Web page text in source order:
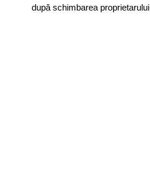
după schimbarea proprietarului